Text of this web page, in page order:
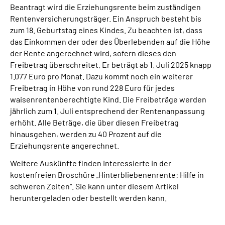
Beantragt wird die Erziehungsrente beim zuständigen
Rentenversicherungsträger. Ein Anspruch besteht bis
zum 18. Geburtstag eines Kindes. Zu beachten ist, dass
das Einkommen der oder des Überlebenden auf die Höhe
der Rente angerechnet wird, sofern dieses den
Freibetrag überschreitet. Er beträgt ab 1. Juli 2025 knapp
1.077 Euro pro Monat. Dazu kommt noch ein weiterer
Freibetrag in Höhe von rund 228 Euro für jedes
waisenrentenberechtigte Kind. Die Freibeträge werden
jährlich zum 1. Juli entsprechend der Rentenanpassung
erhöht. Alle Beträge, die über diesen Freibetrag
hinausgehen, werden zu 40 Prozent auf die
Erziehungsrente angerechnet.
Weitere Auskünfte finden Interessierte in der
kostenfreien Broschüre „Hinterbliebenenrente: Hilfe in
schweren Zeiten“. Sie kann unter diesem Artikel
heruntergeladen oder bestellt werden kann.